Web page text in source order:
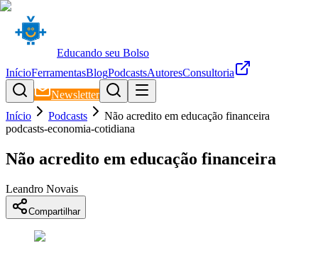
Educando seu Bolso
InícioFerramentasBlogPodcastsAutoresConsultoria
Newsletter
Início
Podcasts
Não acredito em educação financeira
podcasts-economia-cotidiana
Não acredito em educação financeira
Leandro Novais
Compartilhar